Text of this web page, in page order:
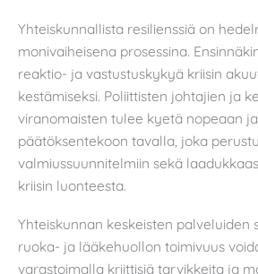
Yhteiskunnallista resilienssiä on
monivaiheisena prosessina.
reaktio- ja vastustuskykyä kriisin
kestämiseksi. Poliittisten johtajien ja
viranomaisten tulee kyetä nopeaan
päätöksentekoon tavalla, joka
valmiussuunnitelmiin sekä
kriisin luonteesta.
Yhteiskunnan keskeisten palveluiden
ruoka- ja lääkehuollon toimivuus
varastoimalla kriittisiä tarvikkeita ja